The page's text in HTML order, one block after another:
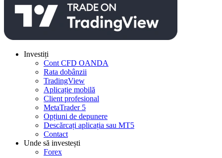
Investiți
Cont CFD OANDA
Rata dobânzii
TradingView
Aplicație mobilă
Client profesional
MetaTrader 5
Opțiuni de depunere
Descărcați aplicația sau MT5
Contact
Unde să investești
Forex